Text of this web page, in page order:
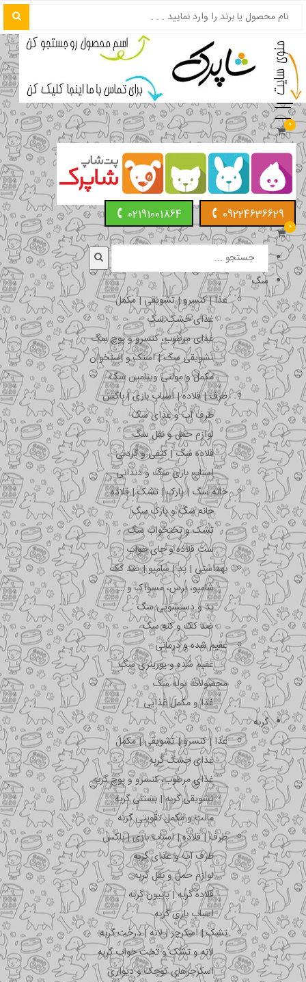
0
09224636629
02191001864
0
سگ
غذا | کنسرو | تشویقی | مکمل
غذای خشک سگ
غذای مرطوب، کنسرو و پوچ سگ
تشویقی سگ | اسنک و استخوان
مکمل و مولتی ویتامین سگ
ظرف | قلاده | اسباب بازی | باکس
ظرف آب و غذای سگ
لوازم حمل و نقل سگ
قلاده سگ | کتفی و گردنی
اسباب بازی سگ و دندانی
خانه سگ | پارک | تشک | قلاده
خانه سگ و پارک سگ
تشک و تختخواب سگ
ست قلاده و جای خواب
بهداشتی | پد | شامپو | ضد کک
شامپو، برس، مسواک و …
پد و دستشویی سگ
ضد کک و کنه سگ
عقیم شده و درمانی
عقیم شده و یورینری سگ
محصولات توله سگ
غذا و مکمل غذایی
گربه
غذا | کنسرو | تشویقی | مکمل
غذای خشک گربه
غذای مرطوب، کنسرو و پوچ گربه
تشویقی گربه | بستنی گربه
مالت و مکمل تقویتی گربه
ظرف | قلاده | اسباب بازی | باکس
ظرف آب و غذای گربه
لوازم حمل و نقل گربه
قلاده گربه | پاپیون گربه
اسباب بازی گربه
تشک | اسکرچر | لانه | درخت گربه
لانه و تشک و تخت خواب گربه
اسکرچرهای کوچک و دیواری